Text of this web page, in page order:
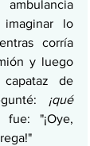
imaginar lo
corría
y luego
de
¡qué
"¡Oye,